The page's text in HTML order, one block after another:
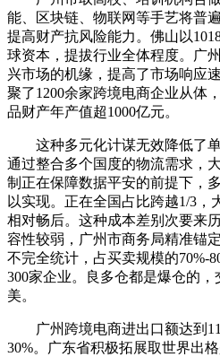
能、区块链、物联网等手艺将普
提高财产抗风险能力。佛山以
球资本，提拔行业全体程度。广
兴市场的机缘，提高了市场响应
聚了1200余家跨境电商企业从体
品财产年产值超1000亿元。
这种多元化计谋无效降低了单
通过整合多个国度的物流需求，
制正在保障数据平安的前提下，
以实现。正在全国占比跨越1/3，
相对畅后。这种成本差别次要来
容性较弱，广州市商务局精准锚
不完全统计，占买卖规模的70%-
300家企业。良多仓都是爆仓的
美。
广州跨境电商进出口额达到
30%。广东省积极拓展取世界出